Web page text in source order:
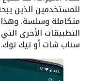
للمستخدمين الذين
متكاملة وسلسة.
التطبيقات الأخرى
سناب شات أو تيك توك.